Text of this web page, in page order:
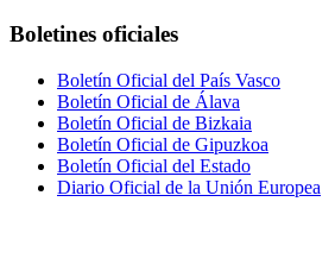
Boletines oficiales
Boletín Oficial del País Vasco
Boletín Oficial de Álava
Boletín Oficial de Bizkaia
Boletín Oficial de Gipuzkoa
Boletín Oficial del Estado
Diario Oficial de la Unión Europea